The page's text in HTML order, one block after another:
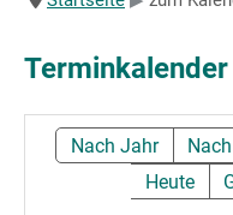
Sportpark
Terminkalender
Nach Jahr
Heute